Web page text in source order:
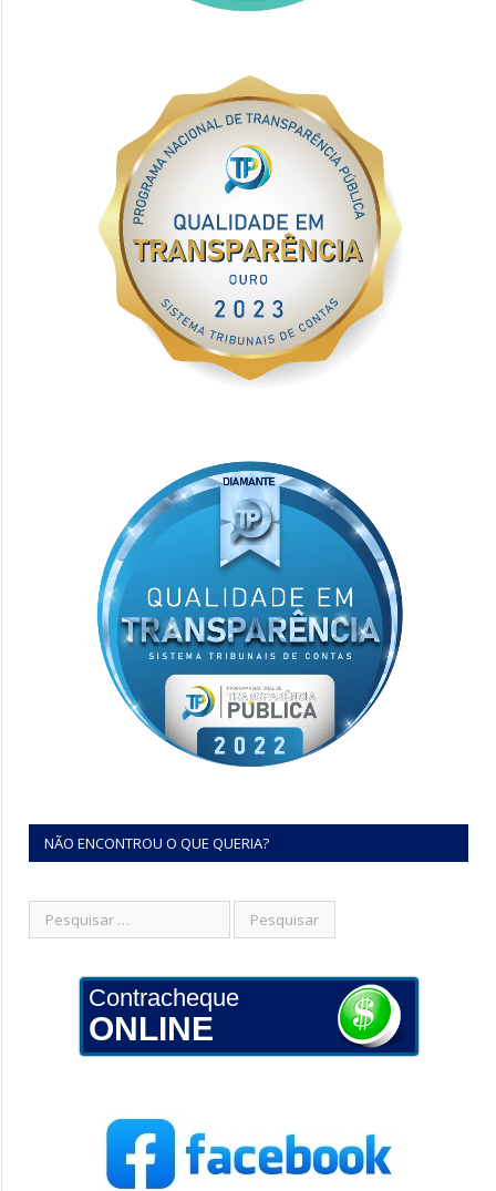
NÃO ENCONTROU O QUE QUERIA?
Contracheque
ONLINE